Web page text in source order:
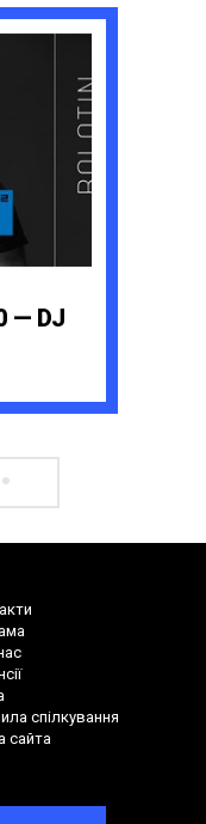
— DJ
спілкування
сайта